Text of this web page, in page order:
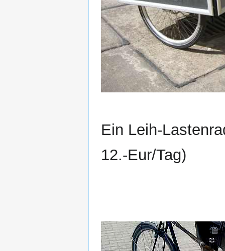
Ein Leih-
12.-Eur/Tag)